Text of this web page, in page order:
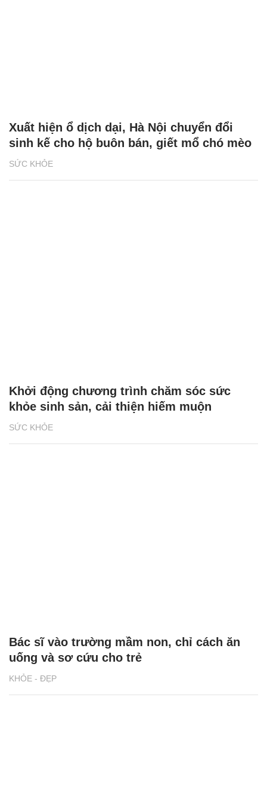
SỨC KHỎE
Xuất hiện ổ dịch dại, Hà Nội chuyển đổi
sinh kế cho hộ buôn bán, giết mổ chó mèo
SỨC KHỎE
Khởi động chương trình chăm sóc sức
khỏe sinh sản, cải thiện hiếm muộn
KHỎE - ĐẸP
Bác sĩ vào trường mầm non, chỉ cách ăn
uống và sơ cứu cho trẻ